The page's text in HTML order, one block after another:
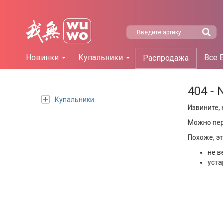
Новинки Купальники Распродажа Все
Купальники
404 -
Можно
Похоже,
не